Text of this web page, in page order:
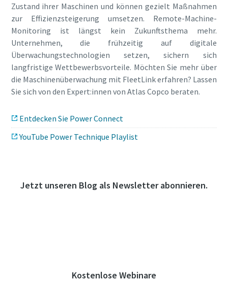
Zustand ihrer Maschinen und können gezielt Maßnahmen
zur Effizienzsteigerung umsetzen. Remote-Machine-
Monitoring ist längst kein Zukunftsthema mehr.
Unternehmen, die frühzeitig auf digitale
Überwachungstechnologien setzen, sichern sich
langfristige Wettbewerbsvorteile. Möchten Sie mehr über
die Maschinenüberwachung mit FleetLink erfahren? Lassen
Sie sich von den Expert:innen von Atlas Copco beraten.
Entdecken Sie Power Connect
YouTube Power Technique Playlist
Jetzt unseren Blog als Newsletter abonnieren.
Kostenlose Webinare